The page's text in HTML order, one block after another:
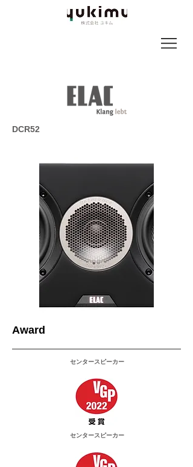
DCR52
Award
センタースピーカー
センタースピーカー